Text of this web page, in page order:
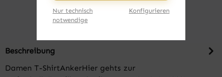
Beschreibung
Damen T-ShirtAnkerHier gehts zur
Nur technisch
notwendige
Konfigurieren